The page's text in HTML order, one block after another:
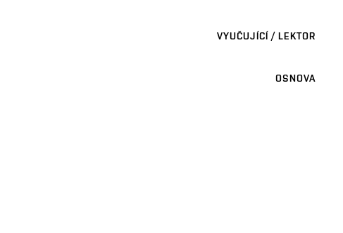
VYUČUJÍCÍ / LEKTOR
OSNOVA